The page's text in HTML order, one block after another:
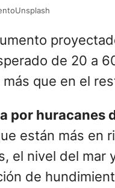
de 20 a
que en el
por huracanes
están más en
el nivel del mar
de